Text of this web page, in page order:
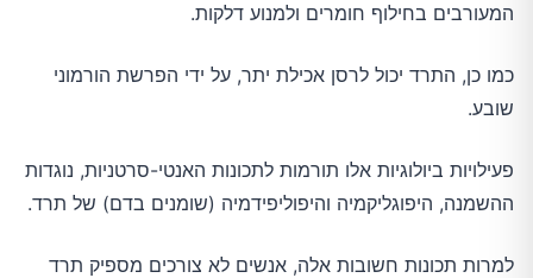
המעורבים בחילוף חומרים ולמנוע דלקות.
כמו כן, התרד יכול לרסן אכילת יתר, על ידי הפרשת הורמוני
שובע.
פעילויות ביולוגיות אלו תורמות לתכונות האנטי-סרטניות, נוגדות
ההשמנה, היפוגליקמיה והיפוליפידמיה (שומנים בדם) של תרד.
למרות תכונות חשובות אלה, אנשים לא צורכים מספיק תרד